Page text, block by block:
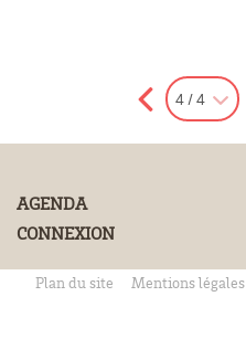
4 / 4
AGENDA
CONNEXION
Plan du site Mentions légales